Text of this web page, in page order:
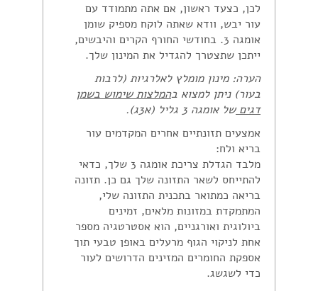
לכן, כצעד ראשון, אם אתה מתמודד עם
עור יבש, וודא שאתה לוקח מספיק שומן
אומגה 3. בחודשי החורף הקרים והיבשים,
ייתכן שתצטרך להגדיל את המינון שלך.
הערה: מינון מומלץ לאלרגיות (לרבות
בעור) ניתן למצוא בהמלצות שימוש בשמן
דגיםשל אומגה 3 גליל (א3ג).
אמצעים תזונתיים אחרים המקדמים עור
בריא ולח:
מלבד הגדלת צריכת אומגה 3 שלך, כדאי
להתייחס לשאר התזונה שלך גם כן. תזונה
בריאה כמתואר בתכנית התזונה שלי,
המתמקדת במזונות מלאים, זמינים
ביולוגית ואורגניים, הוא אסטרטגיה מספר
אחת לניקוי הגוף מרעלים באופן טבעי תוך
אספקת החומרים המזינים הדרושים לעור
כדי לשגשג.